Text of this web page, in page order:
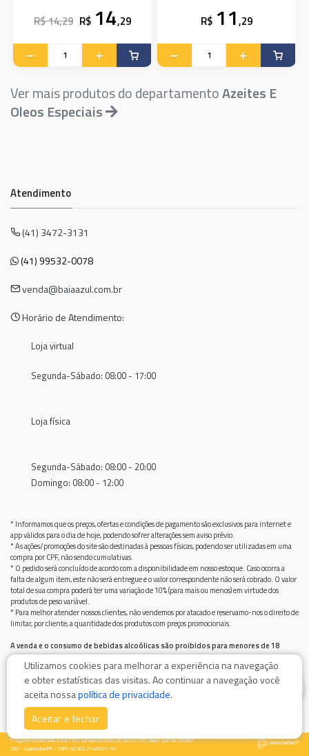
R$ 14,29 R$ 14,29 R$ 11,29
Ver mais produtos do departamentoAzeites E
Oleos Especiais
Atendimento
(41) 3472-3131
(41) 99532-0078
venda@baiaazul.com.br
Horário de Atendimento:
Loja virtual
Segunda-Sábado: 08:00 - 17:00
Loja física
Segunda-Sábado: 08:00 - 20:00
Domingo: 08:00 - 12:00
* Informamos que os preços, ofertas e condições de pagamento são exclusivos para internet e
app válidos para o dia de hoje, podendo sofrer alterações sem aviso prévio.
* As ações/promoções do site são destinadas à pessoas físicas, podendo ser utilizadas em uma
compra por CPF, não sendo cumulativas.
* O pedido será concluído de acordo com a disponibilidade em nosso estoque. Caso ocorra a
falta de algum item, este não será entregue e o valor correspondente não será cobrado. O valor
total de sua compra poderá ter uma variação de 10% (para mais ou menos) em virtude dos
produtos de peso variável.
* Para melhor atender nossos clientes, não vendemos por atacado e reservamo-nos o direito de
limitar, por cliente, a quantidade dos produtos com preços promocionais.
A venda e o consumo de bebidas alcoólicas são proibidos para menores de 18
anos.
Bebida alcoólica pode causar dependência química e, em excesso, provoca graves males à saúde.
Beba com moderação
© Supermercado Baía Azul / AV. Damiao Botelho de Souza 555, Bairro Jurimar, 83280-
000 - Guaratuba/PR / CNPJ: 02.502.214/0001-91
Utilizamos cookies para melhorar a experiência na navegação
e obter estatísticas das visitas. Ao continuar a navegação você
aceita nossapolítica de privacidade.
Aceitar e fechar